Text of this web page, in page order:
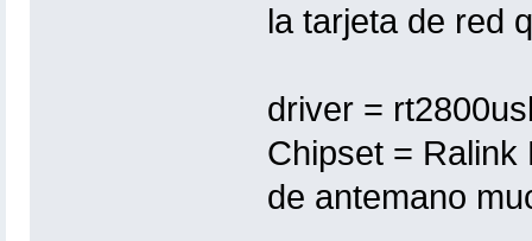
la tarjeta de red
driver =
Chipset = Ralink
de antemano